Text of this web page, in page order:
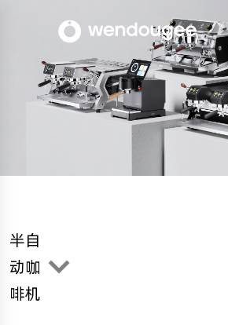
半自
动咖
啡机